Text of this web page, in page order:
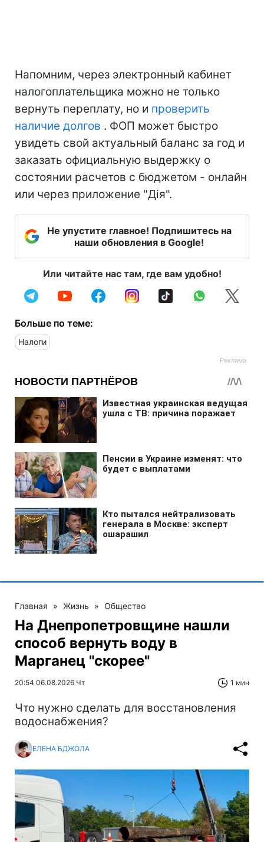
Напомним, через электронный кабинет
налогоплательщика можно не только
вернуть переплату, но и проверить
наличие долгов . ФОП может быстро
увидеть свой актуальный баланс за год и
заказать официальную выдержку о
состоянии расчетов с бюджетом - онлайн
или через приложение "Дія".
Не упустите главное! Подпишитесь на
наши обновления в Google!
Или читайте нас там, где вам удобно!
Больше по теме:
Налоги
Главная » Жизнь » Общество
На Днепропетровщине нашли
способ вернуть воду в
Марганец "скорее"
20:54 06.08.2026 Чт 1 мин
Что нужно сделать для восстановления
водоснабжения?
ЕЛЕНА БДЖОЛА